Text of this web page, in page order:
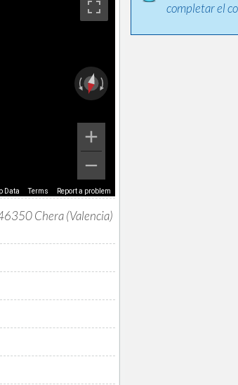
Data Terms Report a problem
Chera (Valencia)
completar el